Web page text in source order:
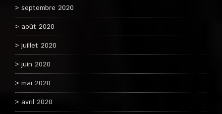
septembre 2020
août 2020
juillet 2020
juin 2020
mai 2020
avril 2020